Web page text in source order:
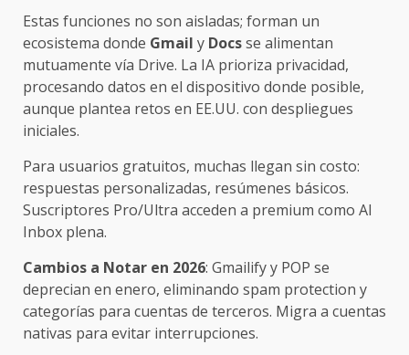
Estas funciones no son aisladas; forman un
ecosistema donde Gmail y Docsse alimentan
mutuamente vía Drive. La IA prioriza privacidad,
procesando datos en el dispositivo donde posible,
aunque plantea retos en EE.UU. con despliegues
iniciales.
Para usuarios gratuitos, muchas llegan sin costo:
respuestas personalizadas, resúmenes básicos.
Suscriptores Pro/Ultra acceden a premium como AI
Inbox plena.
Cambios a Notar en 2026: Gmailify y POP se
deprecian en enero, eliminando spam protection y
categorías para cuentas de terceros. Migra a cuentas
nativas para evitar interrupciones.